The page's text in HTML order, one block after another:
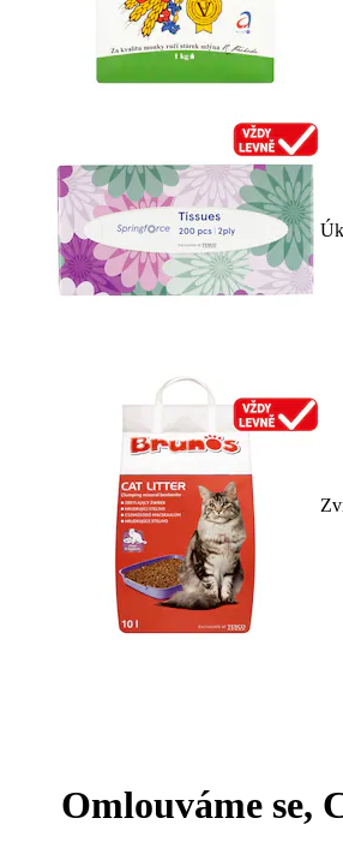
Omlouváme se,